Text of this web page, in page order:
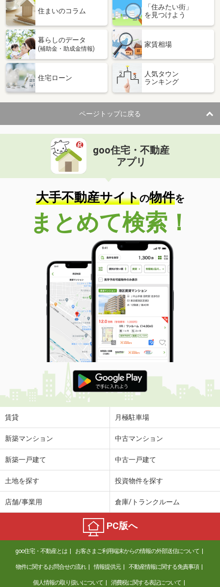
価 格
4.30万円
秋田県能代市字鳥小屋
専有面積 41.3m²
間取り
秋田県秋田市旭南１丁目
住 所
秋田県秋田市旭南１丁目
専有面積 62.7m²
間取り
2LDK
秋田県秋田市泉一ノ坪
価 格
住 所
秋田県秋田市泉一ノ坪
専有面積 54m²
間取り
2LDK
秋田県秋田市広面字野添
価 格
3.50万円
秋田県秋田市広面字野添
18.88m²
間取り
1K
秋田県秋田市川元山下町
価 格
11.50万円
住 所
秋田県秋田市川元山下町
専有面積 66.78m²
間取り
2LDK
秋田県秋田市桜３
価 格
3.60万円
住 所
秋田県秋田市桜３
専有面積
秋田県横手市婦気大堤字谷地添
7.50万円
秋田県横手市駅西３
7.30万円
住 所
秋田県横手市駅西３
専有面積 65m²
間取り
3LDK
秋田県秋田市千秋城下町
住まいのコラム
「住みたい街」
を見つけよう
暮らしのデータ
(補助金・助成金情報)
家賃相場
住宅ローン
人気タウン
ランキング
ページトップに戻る
goo住宅・不動産
アプリ
大手不動産サイトの物件を
まとめて検索！
賃貸 月極駐車場
新築マンション 中古マンション
新築一戸建て 中古一戸建て
土地を探す 投資物件を探す
店舗/事業用 倉庫/トランクルーム
PC版へ
goo住宅・不動産とは お客さまご利用端末からの情報の外部送信について
物件に関するお問合せの流れ 情報提供元 不動産情報に関する免責事項
個人情報の取り扱いについて 消費税に関する表記について